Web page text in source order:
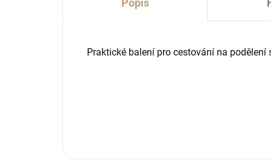
Popis
Praktické balení pro cestování na podělení